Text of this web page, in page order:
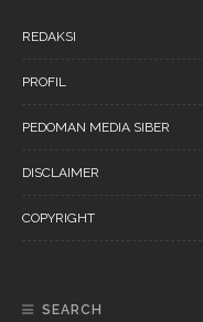
REDAKSI
PROFIL
PEDOMAN MEDIA SIBER
DISCLAIMER
COPYRIGHT
SEARCH